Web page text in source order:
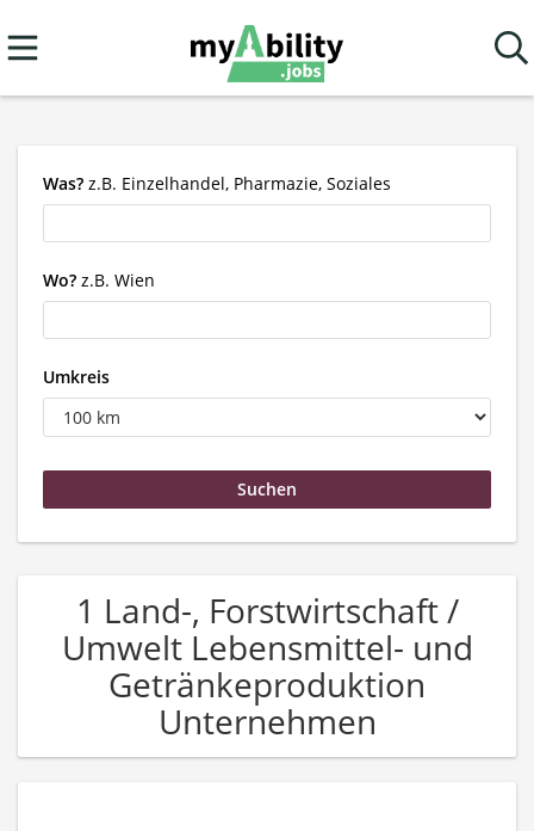
Was? z.B. Einzelhandel, Pharmazie, Soziales
Wo? z.B. Wien
Umkreis
1 Land-, Forstwirtschaft /
Umwelt Lebensmittel- und
Getränkeproduktion
Unternehmen